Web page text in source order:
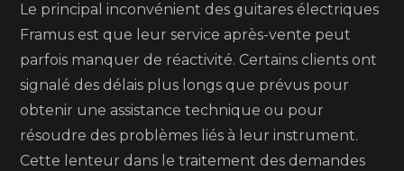
Le principal inconvénient des guitares électriques
Framus est que leur service après-vente peut
parfois manquer de réactivité. Certains clients ont
signalé des délais plus longs que prévus pour
obtenir une assistance technique ou pour
résoudre des problèmes liés à leur instrument.
Cette lenteur dans le traitement des demandes